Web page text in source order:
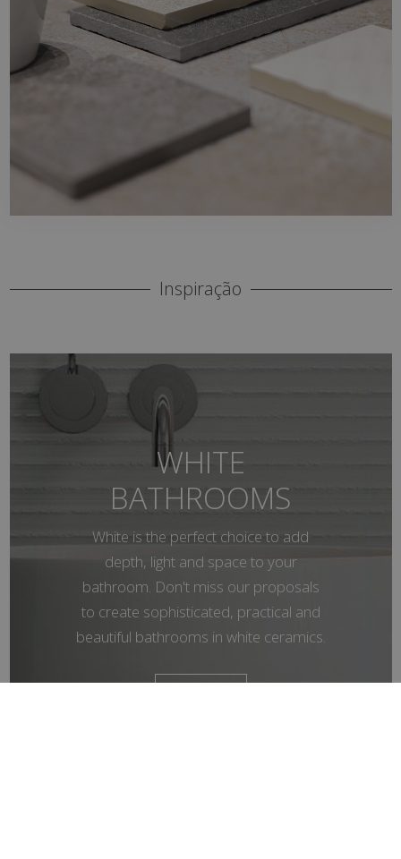
Veja as últimas novidades em design. As
nossas coleções são concebidas com base nas
últimas tendências.
Inspiração
WHITE
BATHROOMS
White is the perfect choice to add
depth, light and space to your
bathroom. Don't miss our proposals
to create sophisticated, practical and
beautiful bathrooms in white ceramics.